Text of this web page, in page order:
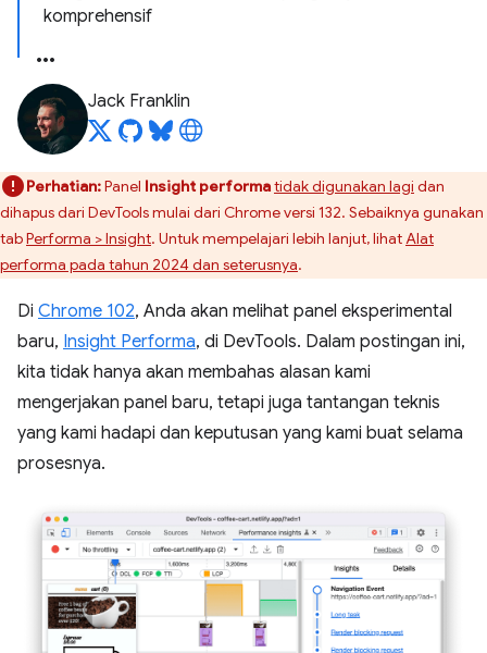
komprehensif
Jack Franklin
Perhatian:Panel Insight performatidak digunakan lagi dan
dihapus dari DevTools mulai dari Chrome versi 132. Sebaiknya gunakan
tabPerforma > Insight. Untuk mempelajari lebih lanjut, lihatAlat
performa pada tahun 2024 dan seterusnya.
Di Chrome 102, Anda akan melihat panel eksperimental
baru, Insight Performa, di DevTools. Dalam postingan ini,
kita tidak hanya akan membahas alasan kami
mengerjakan panel baru, tetapi juga tantangan teknis
yang kami hadapi dan keputusan yang kami buat selama
prosesnya.